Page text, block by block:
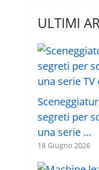
ULTIMI
segreti per
una serie …
18 Giugno 2026